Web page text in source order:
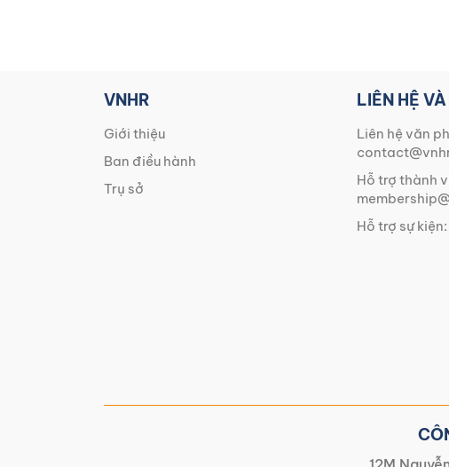
VNHR
Giới thiệu
Ban điều hành
Trụ sở
LIÊN HỆ
Liên hệ văn
Hỗ trợ thành
Hỗ trợ sự kiện: